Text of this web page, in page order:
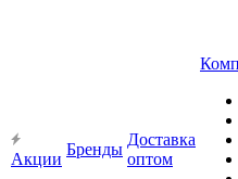
Акции
Бренды
Доставка
оптом